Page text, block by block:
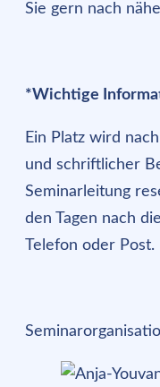
Sie gern nach
*Wichtige
Ein Platz wird
und schriftlicher
Seminarleitung
den Tagen nach
Telefon oder Post.